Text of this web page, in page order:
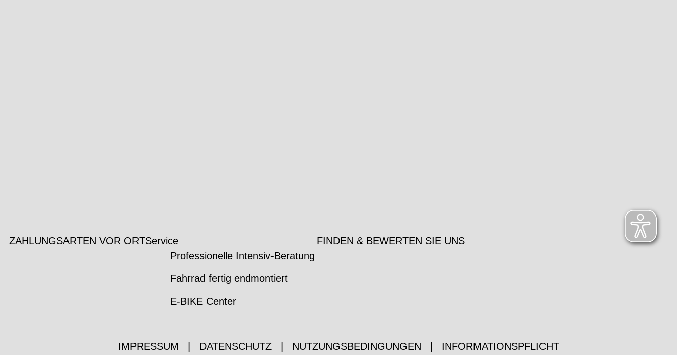
ZAHLUNGSARTEN VOR ORTService
Professionelle Intensiv-Beratung
Fahrrad fertig endmontiert
E-BIKE Center
FINDEN & BEWERTEN SIE UNS
IMPRESSUM DATENSCHUTZ NUTZUNGSBEDINGUNGEN INFORMATIONSPFLICHT